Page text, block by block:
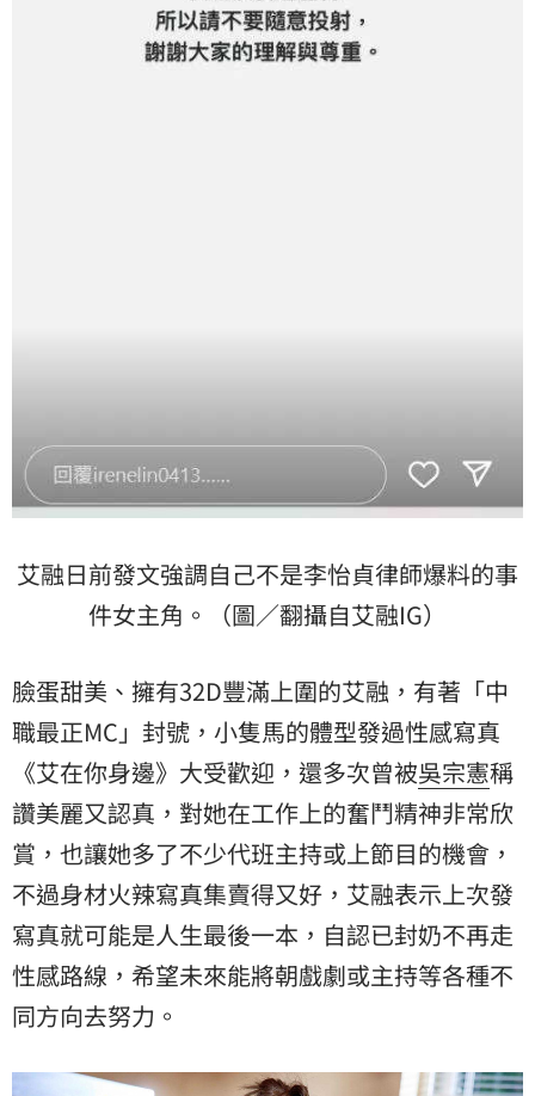
艾融日前發文強調自己不是李怡貞律師爆料的事
件女主角。（圖／翻攝自艾融IG）
臉蛋甜美、擁有32D豐滿上圍的艾融，有著「中
職最正MC」封號，小隻馬的體型發過性感寫真
《艾在你身邊》大受歡迎，還多次曾被吳宗憲稱
讚美麗又認真，對她在工作上的奮鬥精神非常欣
賞，也讓她多了不少代班主持或上節目的機會，
不過身材火辣寫真集賣得又好，艾融表示上次發
寫真就可能是人生最後一本，自認已封奶不再走
性感路線，希望未來能將朝戲劇或主持等各種不
同方向去努力。